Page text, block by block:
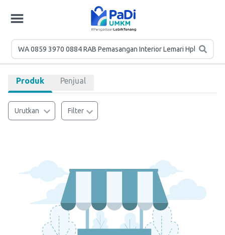
Produk Penjual
Urutkan Filter